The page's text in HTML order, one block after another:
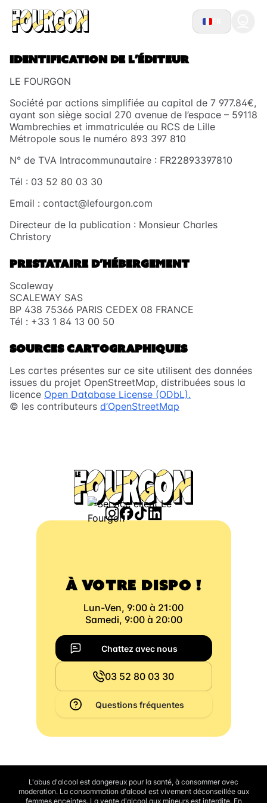
IDENTIFICATION DE L’ÉDITEUR
LE FOURGON
Société par actions simplifiée au capital de 7 977.84€,
ayant son siège social 270 avenue de l’espace – 59118
Wambrechies et immatriculée au RCS de Lille
Métropole sous le numéro 893 397 810
N° de TVA Intracommunautaire : FR22893397810
Tél : 03 52 80 03 30
Email : contact@lefourgon.com
Directeur de la publication : Monsieur Charles
Christory
PRESTATAIRE D’HÉBERGEMENT
Scaleway
SCALEWAY SAS
BP 438 75366 PARIS CEDEX 08 FRANCE
Tél : +33 1 84 13 00 50
SOURCES CARTOGRAPHIQUES
Les cartes présentes sur ce site utilisent des données
issues du projet OpenStreetMap, distribuées sous la
licence Open Database License (ODbL).
© les contributeurs d’OpenStreetMap
À VOTRE DISPO !
Lun-Ven, 9:00 à 21:00
Samedi, 9:00 à 20:00
Chattez avec nous
03 52 80 03 30
Questions fréquentes
L'abus d'alcool est dangereux pour la santé, à consommer avec
moderation. La consommation d'alcool est vivement déconseillée aux
femmes enceintes. La vente d'alcool aux mineurs est interdite. En